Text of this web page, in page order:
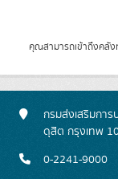
คุณสามารถเข้าถึงคลัง
กรมส่งเสริมกา
ดุสิต กรุงเทพ
0-2241-9000